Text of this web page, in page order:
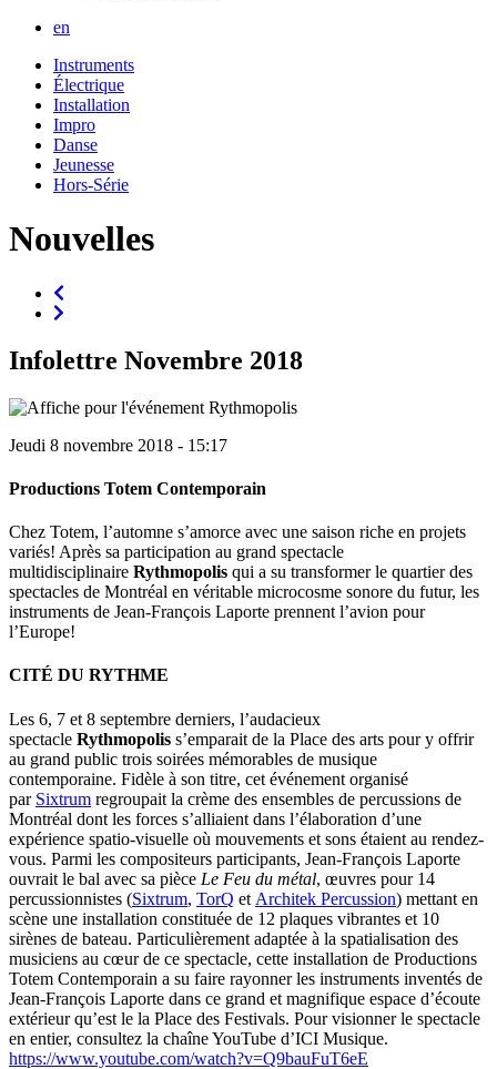
en
Instruments
Électrique
Installation
Impro
Danse
Jeunesse
Hors-Série
Nouvelles
Infolettre Novembre 2018
Jeudi 8 novembre 2018 - 15:17
Productions Totem Contemporain
Chez Totem, l’automne s’amorce avec une saison riche en projets
variés! Après sa participation au grand spectacle
multidisciplinaire Rythmopolis qui a su transformer le quartier des
spectacles de Montréal en véritable microcosme sonore du futur, les
instruments de Jean-François Laporte prennent l’avion pour
l’Europe!
CITÉ DU RYTHME
Les 6, 7 et 8 septembre derniers, l’audacieux
spectacle Rythmopolis s’emparait de la Place des arts pour y offrir
au grand public trois soirées mémorables de musique
contemporaine. Fidèle à son titre, cet événement organisé
par Sixtrum regroupait la crème des ensembles de percussions de
Montréal dont les forces s’alliaient dans l’élaboration d’une
expérience spatio-visuelle où mouvements et sons étaient au rendez-
vous. Parmi les compositeurs participants, Jean-François Laporte
ouvrait le bal avec sa pièce Le Feu du métal, œuvres pour 14
percussionnistes (Sixtrum, TorQ et Architek Percussion) mettant en
scène une installation constituée de 12 plaques vibrantes et 10
sirènes de bateau. Particulièrement adaptée à la spatialisation des
musiciens au cœur de ce spectacle, cette installation de Productions
Totem Contemporain a su faire rayonner les instruments inventés de
Jean-François Laporte dans ce grand et magnifique espace d’écoute
extérieur qu’est le la Place des Festivals. Pour visionner le spectacle
en entier, consultez la chaîne YouTube d’ICI Musique.
https://www.youtube.com/watch?v=Q9bauFuT6eE